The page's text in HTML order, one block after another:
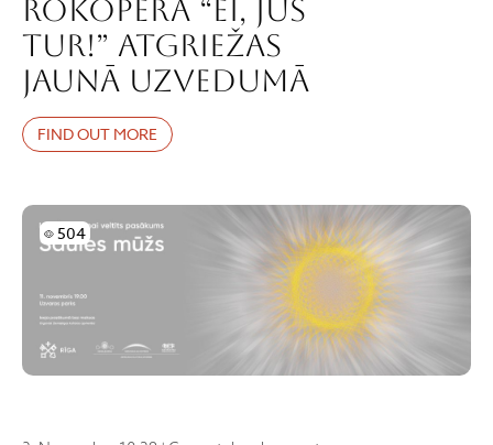
rokopera “EI, JŪS
TUR!” atgriežas
jaunā uzvedumā
FIND OUT MORE
504
Skatījumi